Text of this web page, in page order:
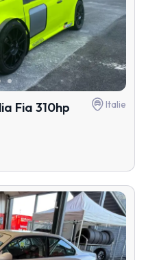
Fia 310hp Italie